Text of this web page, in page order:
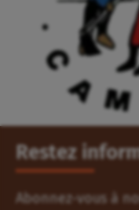
Restez
Abonnez-vous à